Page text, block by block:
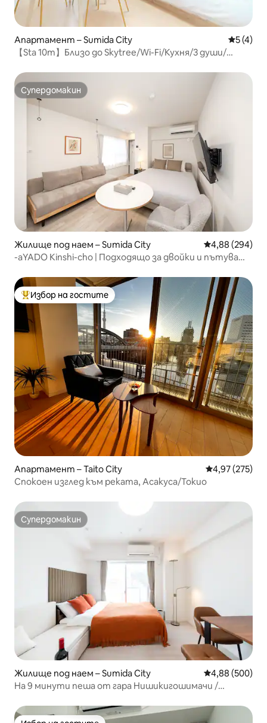
Апартамент – Sumida City Средна
5 (4)
【Sta 10m】Близо до Skytree/Wi-Fi/Кухня/3 души/
Супердомакин
Супердомакин
Жилище под наем – Sumida City Средна
4,88 (294)
-aYADO Kinshi-cho | Подходящо за двойки и пътуващи
Най-популярен избор на гостите
Избор на гостите
Апартамент – Taito City Средна
4,97 (275)
Спокоен изглед към реката, Асакуса/Токио
Супердомакин
Супердомакин
Жилище под наем – Sumida City Средна
4,88 (500)
На 9 минути пеша от гара Нишикигошимачи /
Удобна модерна стая